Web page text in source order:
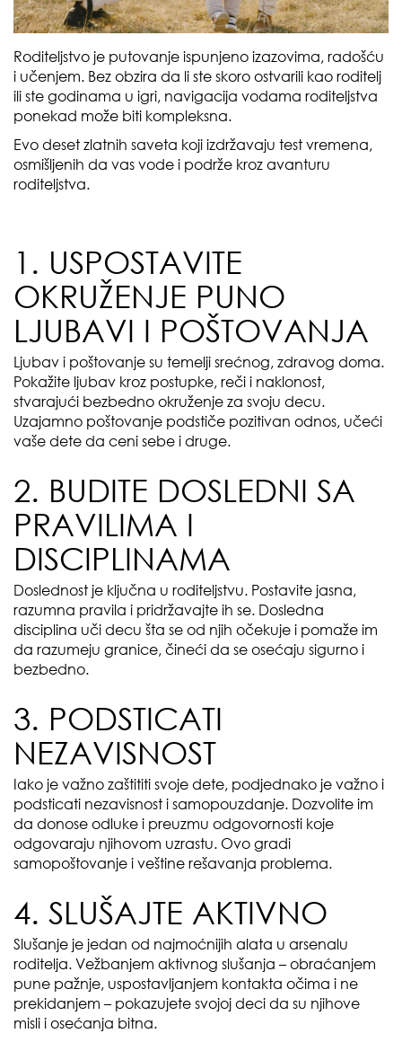
Roditeljstvo je putovanje ispunjeno izazovima, radošću
i učenjem. Bez obzira da li ste skoro ostvarili kao roditelj
ili ste godinama u igri, navigacija vodama roditeljstva
ponekad može biti kompleksna.
Evo deset zlatnih saveta koji izdržavaju test vremena,
osmišljenih da vas vode i podrže kroz avanturu
roditeljstva.
1. USPOSTAVITE
OKRUŽENJE PUNO
LJUBAVI I POŠTOVANJA
Ljubav i poštovanje su temelji srećnog, zdravog doma.
Pokažite ljubav kroz postupke, reči i naklonost,
stvarajući bezbedno okruženje za svoju decu.
Uzajamno poštovanje podstiče pozitivan odnos, učeći
vaše dete da ceni sebe i druge.
2. BUDITE DOSLEDNI SA
PRAVILIMA I
DISCIPLINAMA
Doslednost je ključna u roditeljstvu. Postavite jasna,
razumna pravila i pridržavajte ih se. Dosledna
disciplina uči decu šta se od njih očekuje i pomaže im
da razumeju granice, čineći da se osećaju sigurno i
bezbedno.
3. PODSTICATI
NEZAVISNOST
Iako je važno zaštititi svoje dete, podjednako je važno i
podsticati nezavisnost i samopouzdanje. Dozvolite im
da donose odluke i preuzmu odgovornosti koje
odgovaraju njihovom uzrastu. Ovo gradi
samopoštovanje i veštine rešavanja problema.
4. SLUŠAJTE AKTIVNO
Slušanje je jedan od najmoćnijih alata u arsenalu
roditelja. Vežbanjem aktivnog slušanja – obraćanjem
pune pažnje, uspostavljanjem kontakta očima i ne
prekidanjem – pokazujete svojoj deci da su njihove
misli i osećanja bitna.